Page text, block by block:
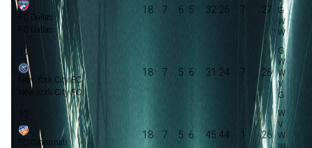
FC Dallas
FC Dallas
18 7 6 5 32:25 7 27
11
New York City FC
New York City FC
18 7 5 6 31:24 7 26
12
FC Cincinnati
18 7 5 6 45:44 1 26